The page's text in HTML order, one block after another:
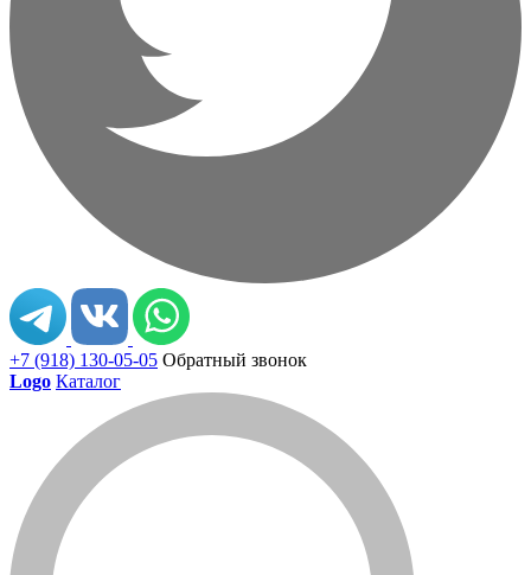
+7 (918) 130-05-05 Обратный звонок
Logo Каталог